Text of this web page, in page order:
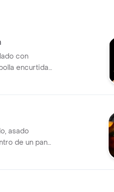
con
encurtida
fresco,
asado
de un pan
y chimichurri